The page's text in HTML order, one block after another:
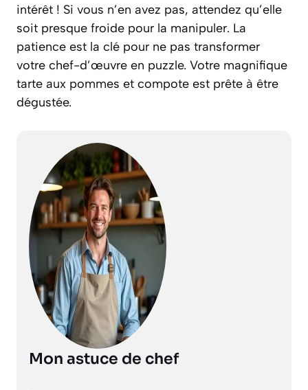
intérêt ! Si vous n’en avez pas, attendez qu’elle
soit presque froide pour la manipuler. La
patience est la clé pour ne pas transformer
votre chef-d’œuvre en puzzle. Votre magnifique
tarte aux pommes et compote est prête à être
dégustée.
Mon astuce de chef